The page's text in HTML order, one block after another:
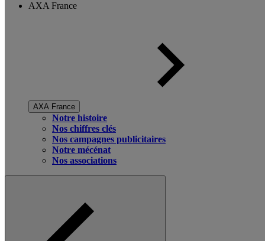
AXA France
AXA France
Notre histoire
Nos chiffres clés
Nos campagnes publicitaires
Notre mécénat
Nos associations